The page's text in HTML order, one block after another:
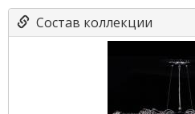
Состав коллекции